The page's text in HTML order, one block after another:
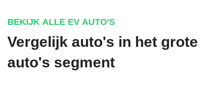
BEKIJK ALLE EV AUTO'S
Vergelijk auto's in het grote
auto's segment